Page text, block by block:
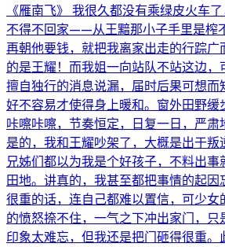
《雁南飞》 我很久都没有乘绿皮火车了
不得不回家——从王黯那小子手里是榨
再朝他要钱，就把我离家出走的行踪
的是王耀！而我姐一向站队不站这边
擅自独行的消息说漏，届时后果可想而
好不容易才使得身上暖和。窗外田野缓
咔嚓咔嚓，节奏恒定，日复一日，严肃
是的，我和王耀吵架了，大概是出于叛
兄姊们都以为我是个好孩子，不料出
田地。讲真的，我甚至都把事情的起因
很重的话，连自己都难以置信，可少
的愤怒捺不住，一气之下冲出家门，只
印象太难忘，但我还是把门砸得很重。